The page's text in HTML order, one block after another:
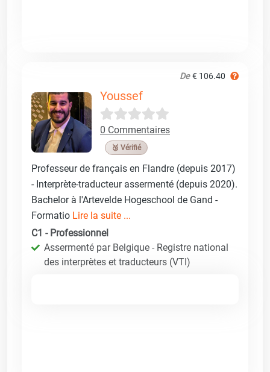
De € 106.40
Youssef
0 Commentaires
🥉 Vérifié
Professeur de français en Flandre (depuis 2017)
- Interprète-traducteur assermenté (depuis 2020).
Bachelor à l'Artevelde Hogeschool de Gand -
Formatio Lire la suite ...
C1 - Professionnel
Assermenté par Belgique - Registre national
des interprètes et traducteurs (VTI)